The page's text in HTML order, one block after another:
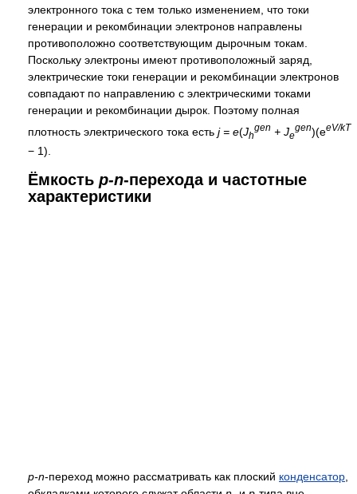
электронного тока с тем только изменением, что токи
генерации и рекомбинации электронов направлены
противоположно соответствующим дырочным токам.
Поскольку электроны имеют противоположный заряд,
электрические токи генерации и рекомбинации электронов
совпадают по направлению с электрическими токами
генерации и рекомбинации дырок. Поэтому полная
плотность электрического тока есть j = e(Jh
gen + Je
gen)(eeV/kT
− 1).
Ёмкость p-n-перехода и частотные
характеристики
p-n-переход можно рассматривать как плоский конденсатор,